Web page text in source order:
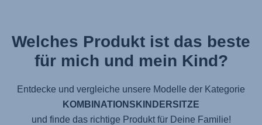
Welches Produkt ist das beste
für mich und mein Kind?
Entdecke und vergleiche unsere Modelle der Kategorie
KOMBINATIONSKINDERSITZE
und finde das richtige Produkt für Deine Familie!